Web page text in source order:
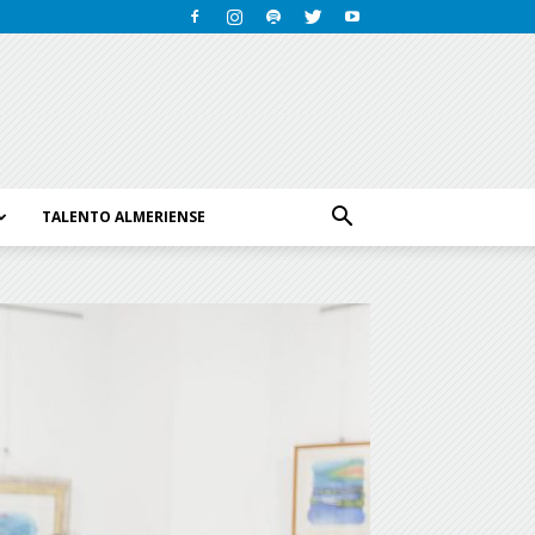
TALENTO ALMERIENSE